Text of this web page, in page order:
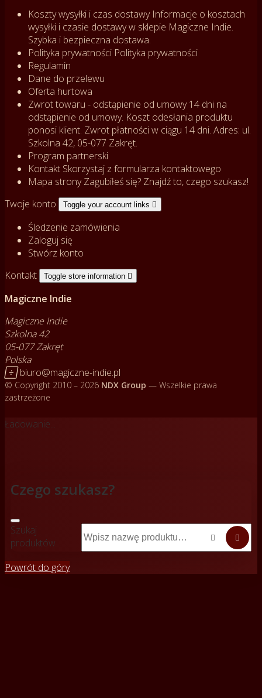
Koszty wysyłki i czas dostawy Informacje o kosztach
wysyłki i czasie dostawy w sklepie Magiczne Indie.
Szybka i bezpieczna dostawa.
Polityka prywatności Polityka prywatności
Regulamin
Dane do przelewu
Oferta hurtowa
Zwrot towaru - odstąpienie od umowy14 dni na
odstąpienie od umowy. Koszt odesłania produktu
ponosi klient. Zwrot płatności w ciągu 14 dni. Adres: ul.
Szkolna 42, 05-077 Zakręt.
Program partnerski
Kontakt Skorzystaj z formularza kontaktowego
Mapa stronyZagubiłeś się? Znajdź to, czego szukasz!
Twoje konto
Toggle your account links 
Śledzenie zamówienia
Zaloguj się
Stwórz konto
Kontakt
Toggle store information 
Magiczne Indie
Magiczne Indie
Szkolna 42
05-077 Zakręt
Polska
 biuro@magiczne-indie.pl
© Copyright 2010 – 2026 NDX Group — Wszelkie prawa
zastrzeżone
Ładowanie...
Czego szukasz?
Szukaj
produktów
 
Powrót do góry